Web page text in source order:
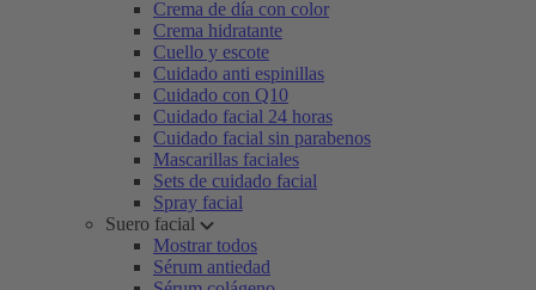
Crema de día con color
Crema hidratante
Cuello y escote
Cuidado anti espinillas
Cuidado con Q10
Cuidado facial 24 horas
Cuidado facial sin parabenos
Mascarillas faciales
Sets de cuidado facial
Spray facial
Suero facial
Mostrar todos
Sérum antiedad